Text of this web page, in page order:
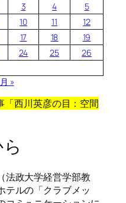
3 4
5
10 11
12
17 18
19
24 25
26
»
「西川英彦の目：空間
政大学経営学部教
テルの「クラブメッ